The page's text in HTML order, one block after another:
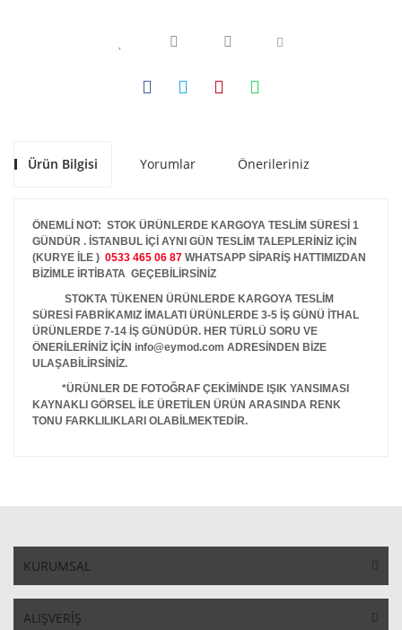
Ürün Bilgisi Yorumlar Önerileriniz
ÖNEMLİ NOT: STOK ÜRÜNLERDE KARGOYA TESLİM SÜRESİ 1
GÜNDÜR . İSTANBUL İÇİ AYNI GÜN TESLİM TALEPLERİNİZ İÇİN
(KURYE İLE ) 0533 465 06 87 WHATSAPP SİPARİŞ HATTIMIZDAN
BİZİMLE İRTİBATA GEÇEBİLİRSİNİZ
STOKTA TÜKENEN ÜRÜNLERDE KARGOYA TESLİM
SÜRESİ FABRİKAMIZ İMALATI ÜRÜNLERDE 3-5 İŞ GÜNÜ İTHAL
ÜRÜNLERDE 7-14 İŞ GÜNÜDÜR. HER TÜRLÜ SORU VE
ÖNERİLERİNİZ İÇİN info@eymod.com ADRESİNDEN BİZE
ULAŞABİLİRSİNİZ.
*ÜRÜNLER DE FOTOĞRAF ÇEKİMİNDE IŞIK YANSIMASI
KAYNAKLI GÖRSEL İLE ÜRETİLEN ÜRÜN ARASINDA RENK
TONU FARKLILIKLARI OLABİLMEKTEDİR.
KURUMSAL
ALIŞVERİŞ